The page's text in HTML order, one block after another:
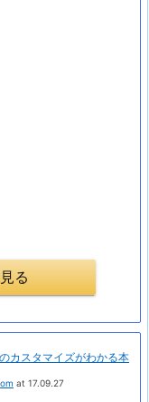
る
カスタマイズがわかる本
at 17.09.27